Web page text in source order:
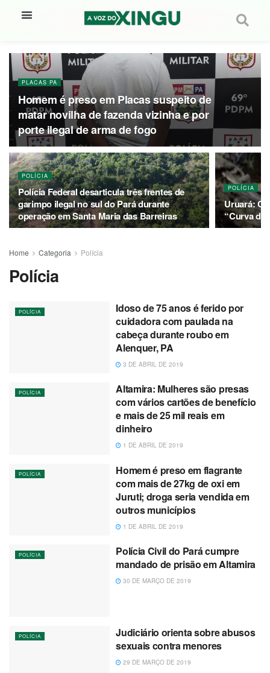
PLACAS PA
Homem é preso em Placas suspeito de
matar novilha de fazenda vizinha e por
porte ilegal de arma de fogo
POLÍCIA
Polícia Federal desarticula três frentes de
garimpo ilegal no sul do Pará durante
operação em Santa Maria das Barreiras
POLÍCIA
Uruará:
“Curva da
Home Categoria Polícia
Polícia
POLÍCIA
Idoso de 75 anos é ferido por
cuidadora com paulada na
cabeça durante roubo em
Alenquer, PA
3 DE ABRIL DE 2019
POLÍCIA
Altamira: Mulheres são presas
com vários cartões de benefício
e mais de 25 mil reais em
dinheiro
1 DE ABRIL DE 2019
POLÍCIA
Homem é preso em flagrante
com mais de 27kg de oxi em
Juruti; droga seria vendida em
outros municípios
1 DE ABRIL DE 2019
POLÍCIA
Polícia Civil do Pará cumpre
mandado de prisão em Altamira
30 DE MARÇO DE 2019
POLÍCIA
Judiciário orienta sobre abusos
sexuais contra menores
29 DE MARÇO DE 2019